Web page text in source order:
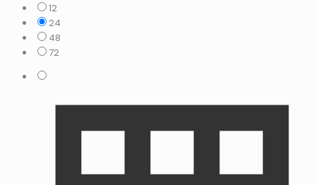
12
24
48
72